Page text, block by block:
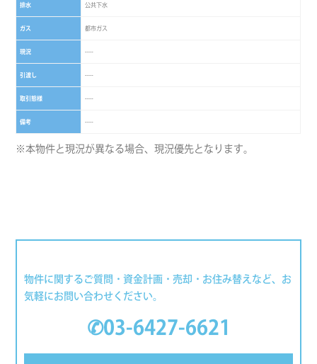
排水 公共下水
ガス 都市ガス
現況 ----
引渡し ----
取引態様 ----
備考 ----
※本物件と現況が異なる場合、現況優先となります。
物件に関するご質問・資金計画・売却・お住み替えなど、お
気軽にお問い合わせください。
✆03-6427-6621